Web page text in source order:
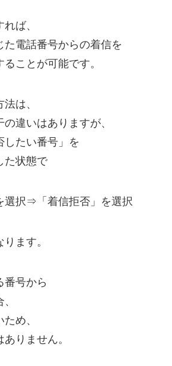
ば、
た電話番号からの着信を
ことが可能です。
は、
違いはありますが、
したい番号」を
た状態で
選択⇒「着信拒否」を選択
ます。
番号から
め、
りません。